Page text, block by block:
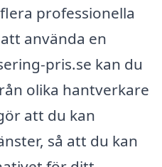
professionella
använda en
pris.se kan du
olika hantverkare
att du kan
så att du kan